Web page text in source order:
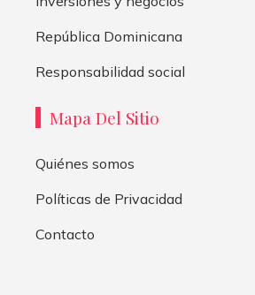
República Dominicana
Responsabilidad social
Mapa Del Sitio
Quiénes somos
Políticas de Privacidad
Contacto